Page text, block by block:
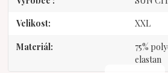
Velikost XXL
Materiál
75%
elastan